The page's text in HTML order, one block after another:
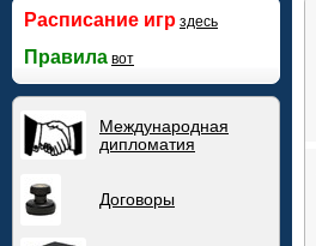
Расписание игр здесь
Правила вот
Международная
дипломатия
Договоры